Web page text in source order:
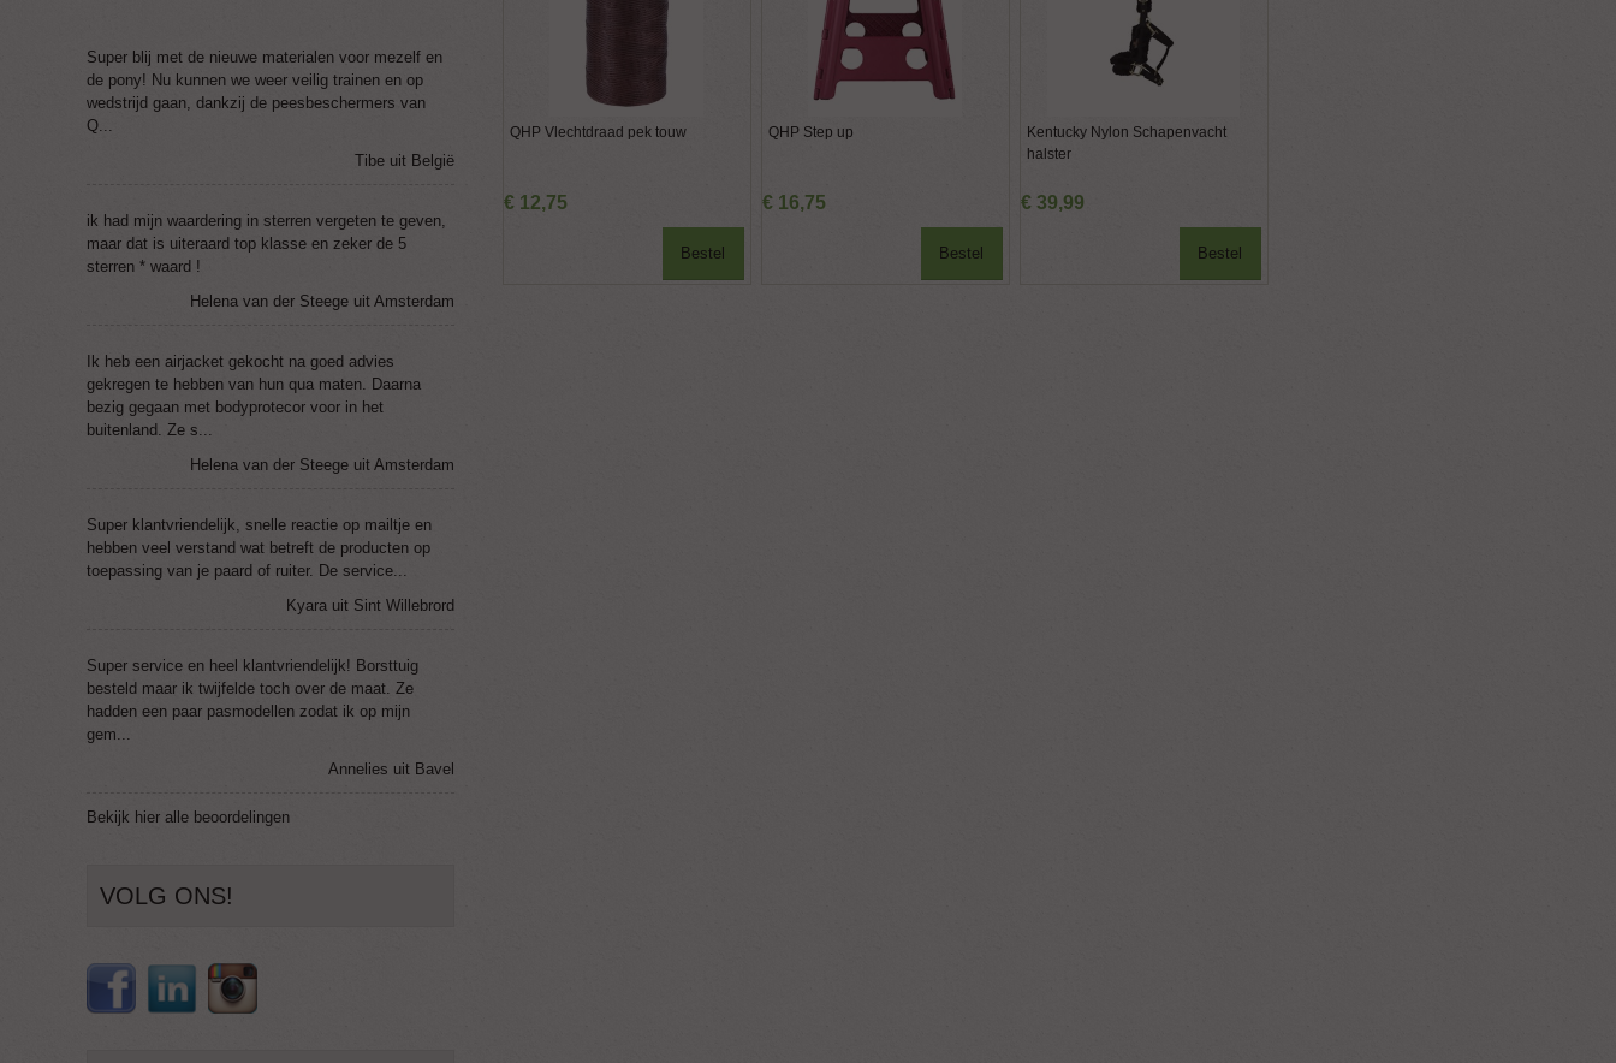
QHP Vlechtdraad pek touw
€ 12,75
Bestel
QHP Step up
€ 16,75
Bestel
Kentucky Nylon Schapenvacht
halster
€ 39,99
Bestel
Super blij met de nieuwe materialen voor mezelf en
de pony! Nu kunnen we weer veilig trainen en op
wedstrijd gaan, dankzij de peesbeschermers van
Q...
Tibe uit België
ik had mijn waardering in sterren vergeten te geven,
maar dat is uiteraard top klasse en zeker de 5
sterren * waard !
Helena van der Steege uit Amsterdam
Ik heb een airjacket gekocht na goed advies
gekregen te hebben van hun qua maten. Daarna
bezig gegaan met bodyprotecor voor in het
buitenland. Ze s...
Helena van der Steege uit Amsterdam
Super klantvriendelijk, snelle reactie op mailtje en
hebben veel verstand wat betreft de producten op
toepassing van je paard of ruiter. De service...
Kyara uit Sint Willebrord
Super service en heel klantvriendelijk! Borsttuig
besteld maar ik twijfelde toch over de maat. Ze
hadden een paar pasmodellen zodat ik op mijn
gem...
Annelies uit Bavel
Bekijk hier alle beoordelingen
VOLG ONS!